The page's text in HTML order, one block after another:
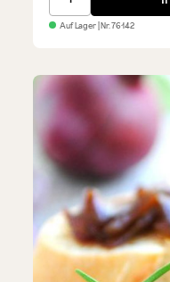
Auf Lager| Nr.76142